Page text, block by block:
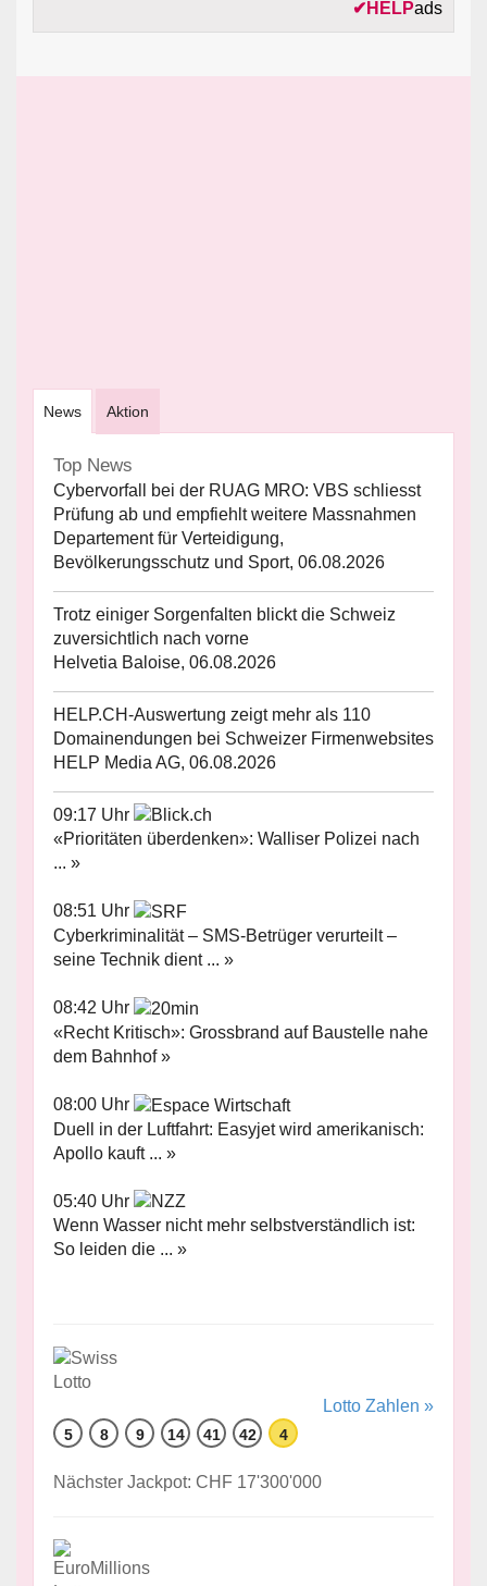
✔ HELPads
News Aktion
Top News
Cybervorfall bei der RUAG MRO: VBS schliesst
Prüfung ab und empfiehlt weitere Massnahmen
Departement für Verteidigung,
Bevölkerungsschutz und Sport, 06.08.2026
Trotz einiger Sorgenfalten blickt die Schweiz
zuversichtlich nach vorne
Helvetia Baloise, 06.08.2026
HELP.CH-Auswertung zeigt mehr als 110
Domainendungen bei Schweizer Firmenwebsites
HELP Media AG, 06.08.2026
09:17 Uhr
«Prioritäten überdenken»: Walliser Polizei nach
... »
08:51 Uhr
Cyberkriminalität – SMS-Betrüger verurteilt –
seine Technik dient ... »
08:42 Uhr
«Recht Kritisch»: Grossbrand auf Baustelle nahe
dem Bahnhof »
08:00 Uhr
Duell in der Luftfahrt: Easyjet wird amerikanisch:
Apollo kauft ... »
05:40 Uhr
Wenn Wasser nicht mehr selbstverständlich ist:
So leiden die ... »
Lotto Zahlen »
5 8 9 14 41 42 4
Nächster Jackpot: CHF 17'300'000